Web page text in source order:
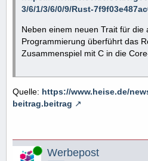
3/6/1/3/6/0/9/Rust-
Neben einem neuen Trait für die
Programmierung überführt das
Zusammenspiel mit C in die
Quelle: https://www.heise.de/
beitrag.beitrag
Online Werbepost